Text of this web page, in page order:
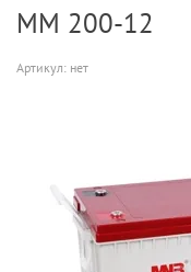
MM 200-12
Артикул: нет